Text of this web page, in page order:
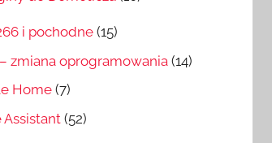
i pochodne(15)
zmiana oprogramowania (14)
Home(7)
Assistant(52)